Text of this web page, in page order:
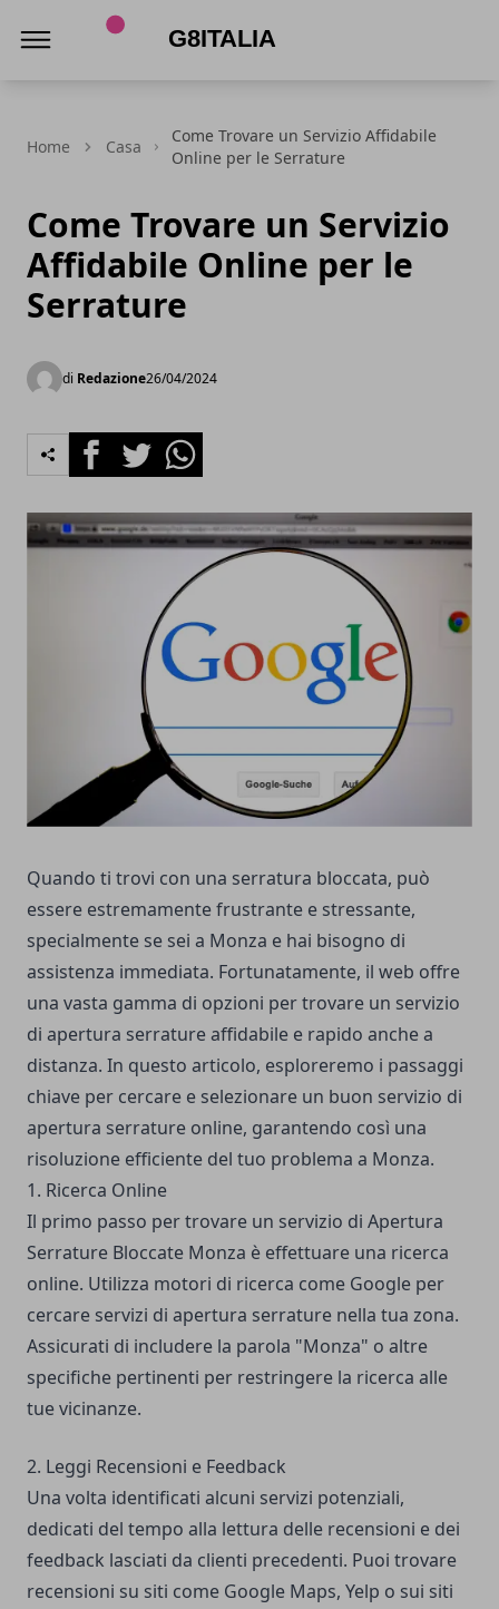
Home Casa
Come Trovare un Servizio Affidabile
Online per le Serrature
Come Trovare un Servizio
Affidabile Online per le
Serrature
di Redazione26/04/2024
FacebookTwitterWhatsapp
Quando ti trovi con una serratura bloccata, può
essere estremamente frustrante e stressante,
specialmente se sei a Monza e hai bisogno di
assistenza immediata. Fortunatamente, il web offre
una vasta gamma di opzioni per trovare un servizio
di apertura serrature affidabile e rapido anche a
distanza. In questo articolo, esploreremo i passaggi
chiave per cercare e selezionare un buon servizio di
apertura serrature online, garantendo così una
risoluzione efficiente del tuo problema a Monza.
1. Ricerca Online
Il primo passo per trovare un servizio di Apertura
Serrature Bloccate Monza è effettuare una ricerca
online. Utilizza motori di ricerca come Google per
cercare servizi di apertura serrature nella tua zona.
Assicurati di includere la parola "Monza" o altre
specifiche pertinenti per restringere la ricerca alle
tue vicinanze.
2. Leggi Recensioni e Feedback
Una volta identificati alcuni servizi potenziali,
dedicati del tempo alla lettura delle recensioni e dei
feedback lasciati da clienti precedenti. Puoi trovare
recensioni su siti come Google Maps, Yelp o sui siti